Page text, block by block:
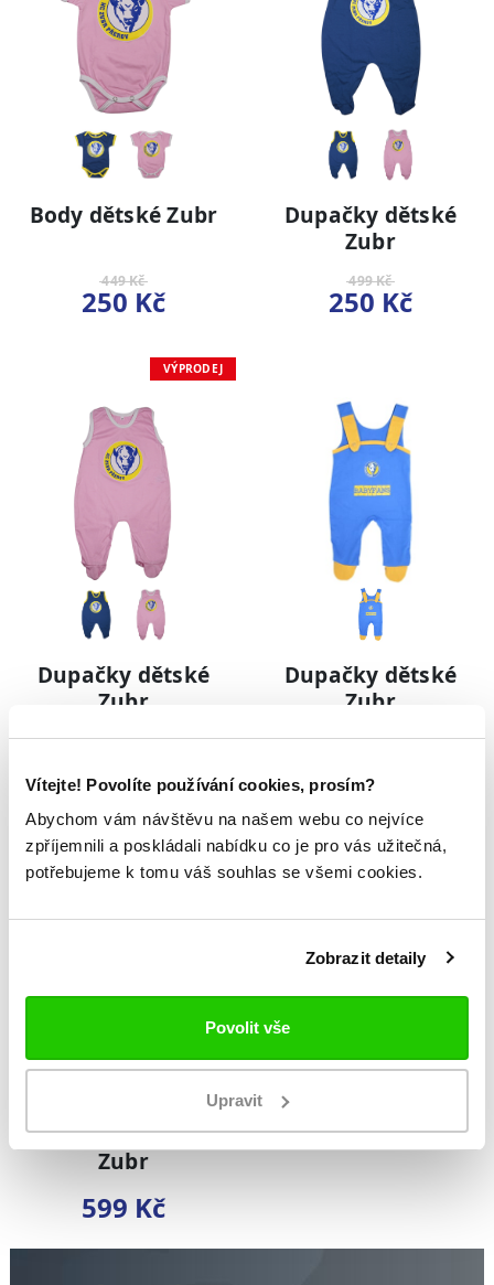
Vítejte! Povolíte používání cookies, prosím?
Abychom vám návštěvu na našem webu co nejvíce
zpříjemnili a poskládali nabídku co je pro vás užitečná,
potřebujeme k tomu váš souhlas se všemi cookies.
Zobrazit detaily
Povolit vše
Upravit
Body dětské Zubr
449 Kč
250 Kč
Dupačky dětské
Zubr
499 Kč
250 Kč
VÝPRODEJ
Dupačky dětské
Zubr
499 Kč
Dupačky dětské
Zubr
259 Kč
Šatičky dětské
Zubr
599 Kč